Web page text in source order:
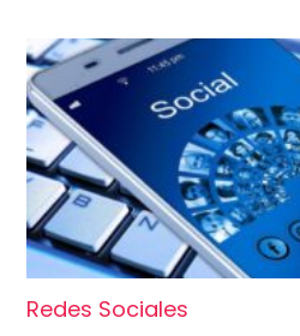
Redes Sociales